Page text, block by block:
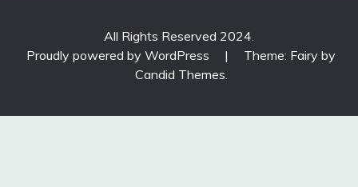
All Rights Reserved 2024.
Proudly powered by WordPress
|
Theme: Fairy by
Candid Themes